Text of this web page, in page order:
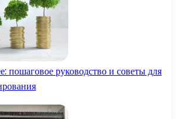
пошаговое руководство и советы для